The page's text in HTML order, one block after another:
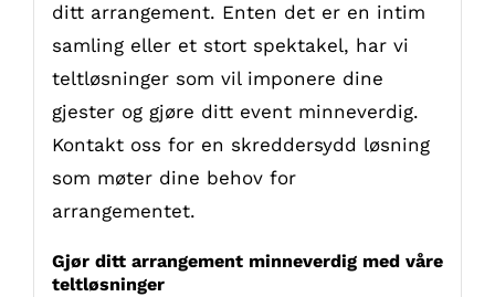
ditt arrangement. Enten det er en intim
samling eller et stort spektakel, har vi
teltløsninger som vil imponere dine
gjester og gjøre ditt event minneverdig.
Kontakt oss for en skreddersydd løsning
som møter dine behov for
arrangementet.
Gjør ditt arrangement minneverdig med våre
teltløsninger